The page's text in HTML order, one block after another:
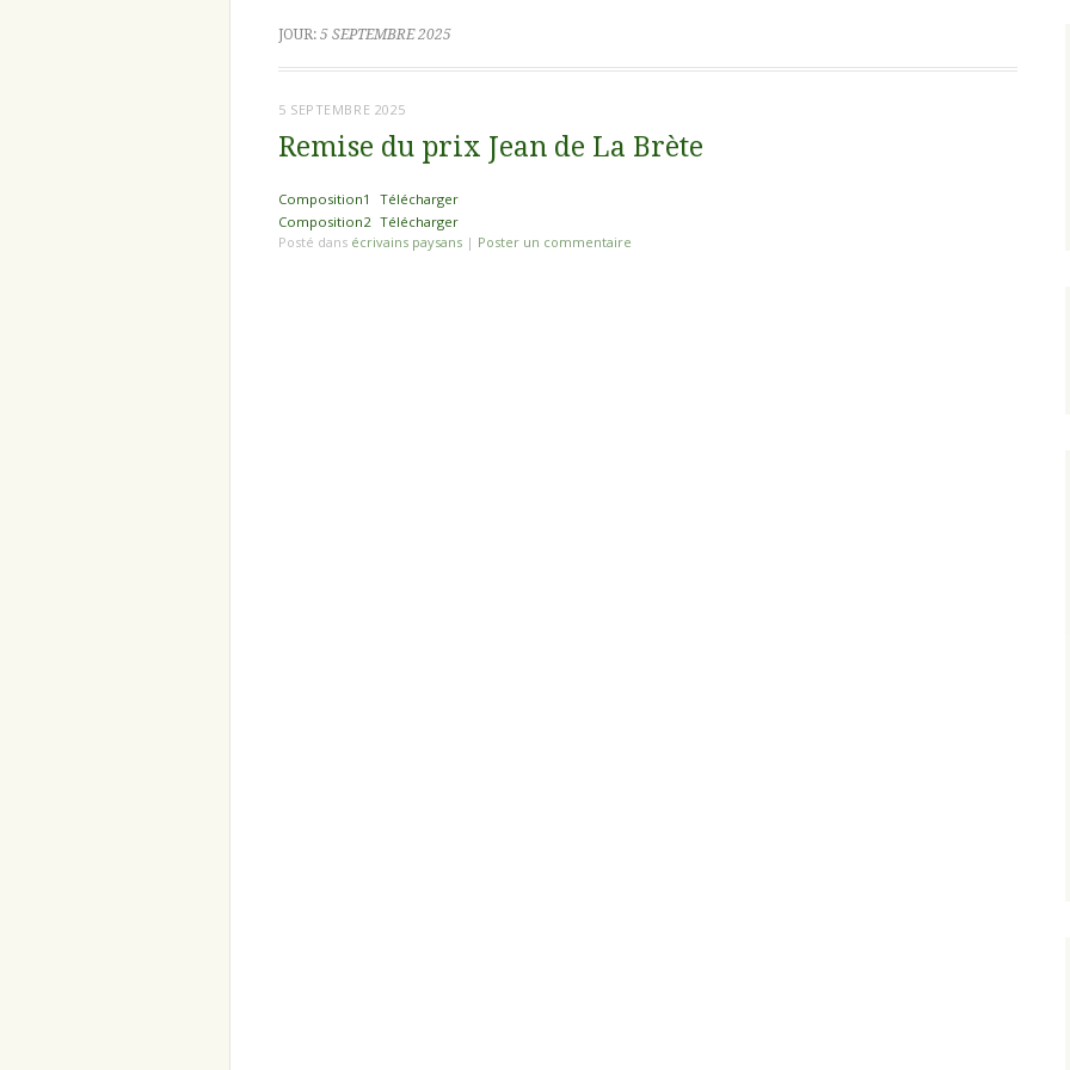
JOUR: 5 SEPTEMBRE 2025
5 SEPTEMBRE 2025
Remise du prix Jean de La Brète
Composition1
Télécharger
Composition2 Télécharger
Posté dans écrivains paysans | Poster un commentaire